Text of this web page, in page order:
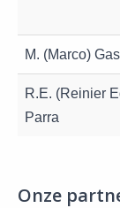
M. (Marco)
R.E. (Reinier
Parra
Onze